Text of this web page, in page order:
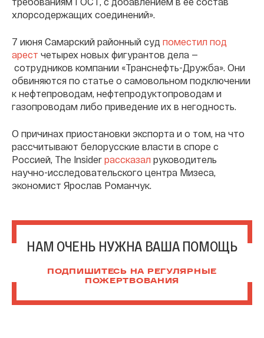
хлорсодержащих соединений».
7 июня Самарский районный суд поместил под
арест четырех новых фигурантов дела —
сотрудников компании «Транснефть-Дружба». Они
обвиняются по статье о самовольном подключении
к нефтепроводам, нефтепродуктопроводам и
газопроводам либо приведение их в негодность.
О причинах приостановки экспорта и о том, на что
рассчитывают белорусские власти в споре с
Россией, The Insider рассказал руководитель
научно-исследовательского центра Мизеса,
экономист Ярослав Романчук.
НАМ ОЧЕНЬ НУЖНА ВАША ПОМОЩЬ
ПОДПИШИТЕСЬ НА РЕГУЛЯРНЫЕ
ПОЖЕРТВОВАНИЯ